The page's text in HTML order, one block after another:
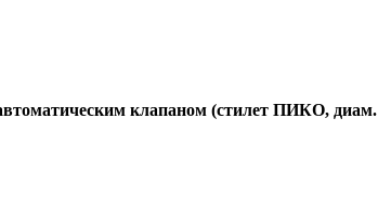
клапаном (стилет ПИКО,